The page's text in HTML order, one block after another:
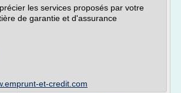
les services proposés par votre
de garantie et d'assurance
et-credit.com